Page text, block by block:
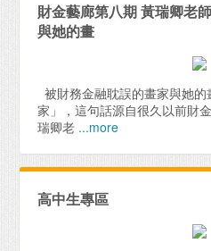
財金藝廊第八期 黃瑞卿老
與她的畫
被財務金融耽誤的畫家與她
家」，這句話源自很久以前財
瑞卿老 ...more
高中生專區